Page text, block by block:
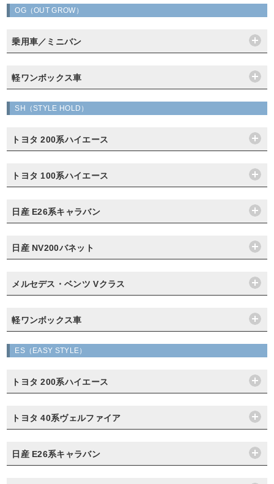
OG（OUT GROW）
乗用車／ミニバン
軽ワンボックス車
SH（STYLE HOLD）
トヨタ 200系ハイエース
トヨタ 100系ハイエース
日産 E26系キャラバン
日産 NV200バネット
メルセデス・ベンツ Vクラス
軽ワンボックス車
ES（EASY STYLE）
トヨタ 200系ハイエース
トヨタ 40系ヴェルファイア
日産 E26系キャラバン